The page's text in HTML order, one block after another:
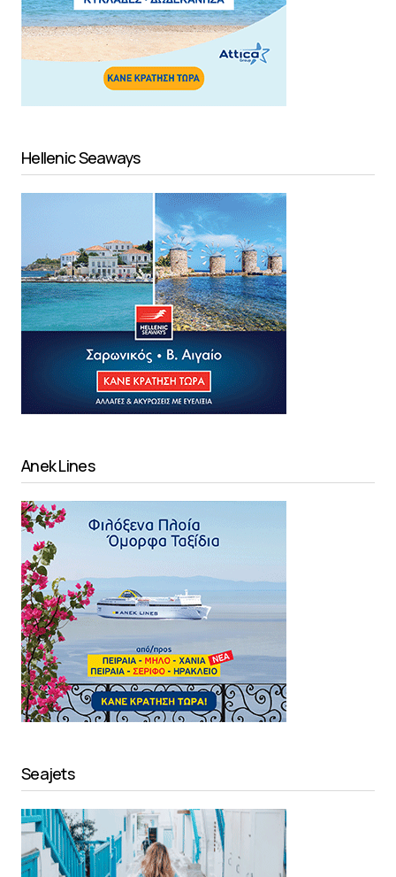
Hellenic Seaways
Anek Lines
Seajets